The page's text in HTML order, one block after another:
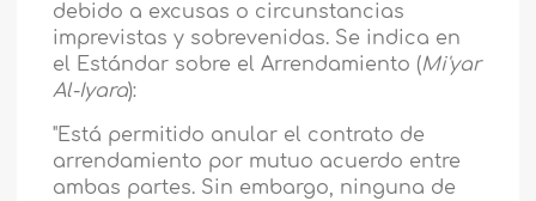
debido a excusas o circunstancias
imprevistas y sobrevenidas. Se indica en
el Estándar sobre el Arrendamiento (Mi'yar
Al-Iyara):
"Está permitido anular el contrato de
arrendamiento por mutuo acuerdo entre
ambas partes. Sin embargo, ninguna de